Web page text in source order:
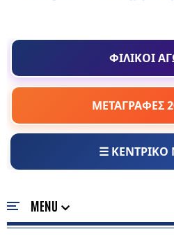
ΦΙΛΙΚΟΙ
ΜΕΤΑΓΡΑΦΕΣ
☰